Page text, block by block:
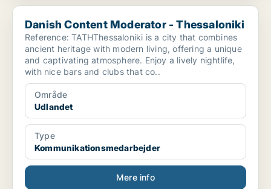
Danish Content Moderator - Thessaloniki
Danish Content Moderator - Thessaloniki
Reference: TATHThessaloniki is a city that combines
ancient heritage with modern living, offering a unique
and captivating atmosphere. Enjoy a lively nightlife,
with nice bars and clubs that co..
Område
Udlandet
Type
Kommunikationsmedarbejder
Mere info